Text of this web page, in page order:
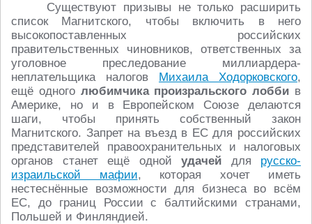
Существуют призывы не только расширить
список Магнитского, чтобы включить в него
высокопоставленных российских
правительственных чиновников, ответственных за
уголовное преследование миллиардера-
неплательщика налогов Михаила Ходорковского,
ещё одного любимчика произральского лобби в
Америке, но и в Европейском Союзе делаются
шаги, чтобы принять собственный закон
Магнитского. Запрет на въезд в ЕС для российских
представителей правоохранительных и налоговых
органов станет ещё одной удачей для русско-
израильской мафии, которая хочет иметь
нестеснённые возможности для бизнеса во всём
ЕС, до границ России с балтийскими странами,
Польшей и Финляндией.